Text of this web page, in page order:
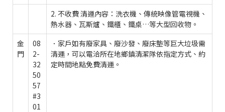
2. 不收費 清運內容：洗衣機、傳統映像管電視機、
熱水器、瓦斯爐、鐵櫃、鐵桌…等大型回收物。
金
門
08
2-
32
50
57
#3
01
．家戶如有廢家具、廢沙發、廢床墊等巨大垃圾需
清運，可以電洽所在地鄉鎮清潔隊依指定方式、約
定時間地點免費清運。